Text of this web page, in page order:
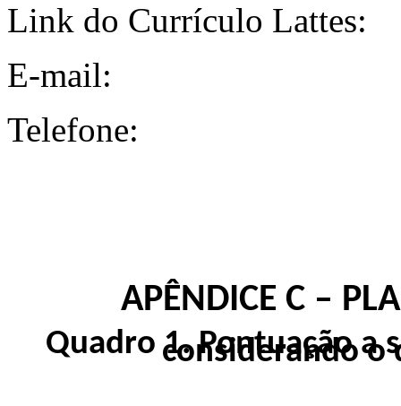
Link do Currículo Lattes:
E-mail:
Telefone:
APÊNDICE C –
Quadro 1. Pontuação a
considerando o